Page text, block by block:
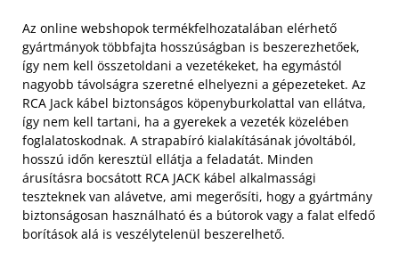
Az online webshopok termékfelhozatalában elérhető
gyártmányok többfajta hosszúságban is beszerezhetőek,
így nem kell összetoldani a vezetékeket, ha egymástól
nagyobb távolságra szeretné elhelyezni a gépezeteket. Az
RCA Jack kábel biztonságos köpenyburkolattal van ellátva,
így nem kell tartani, ha a gyerekek a vezeték közelében
foglalatoskodnak. A strapabíró kialakításának jóvoltából,
hosszú időn keresztül ellátja a feladatát. Minden
árusításra bocsátott RCA JACK kábel alkalmassági
teszteknek van alávetve, ami megerősíti, hogy a gyártmány
biztonságosan használható és a bútorok vagy a falat elfedő
borítások alá is veszélytelenül beszerelhető.